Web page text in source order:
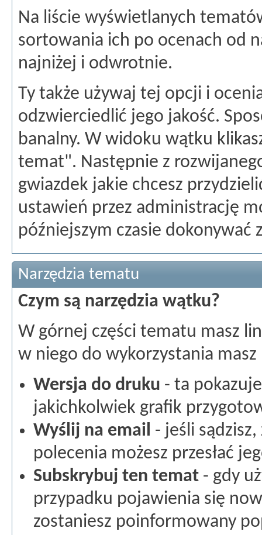
Na liście wyświetlanych
sortowania ich po ocenach od
najniżej i odwrotnie.
Ty także używaj tej opcji i
odzwierciedlić jego jakość.
banalny. W widoku wątku
temat". Następnie z
gwiazdek jakie chcesz
ustawień przez administrację
późniejszym czasie dokonywać
Narzędzia tematu
Czym są narzędzia wątku?
W górnej części tematu masz
w niego do wykorzystania
Wersja do druku - ta
jakichkolwiek grafik
Wyślij na email - jeśli
polecenia możesz przesłać
Subskrybuj ten temat - gdy
przypadku pojawienia się
zostaniesz poinformowany